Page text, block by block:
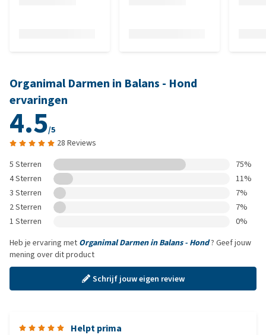
Organimal Darmen in Balans - Hond
ervaringen
4.5/5
28 Reviews
5 Sterren
75%
4 Sterren
11%
3 Sterren
7%
2 Sterren
7%
1 Sterren
0%
Heb je ervaring met Organimal Darmen in Balans - Hond? Geef jouw
mening over dit product
Schrijf jouw eigen review
Helpt prima